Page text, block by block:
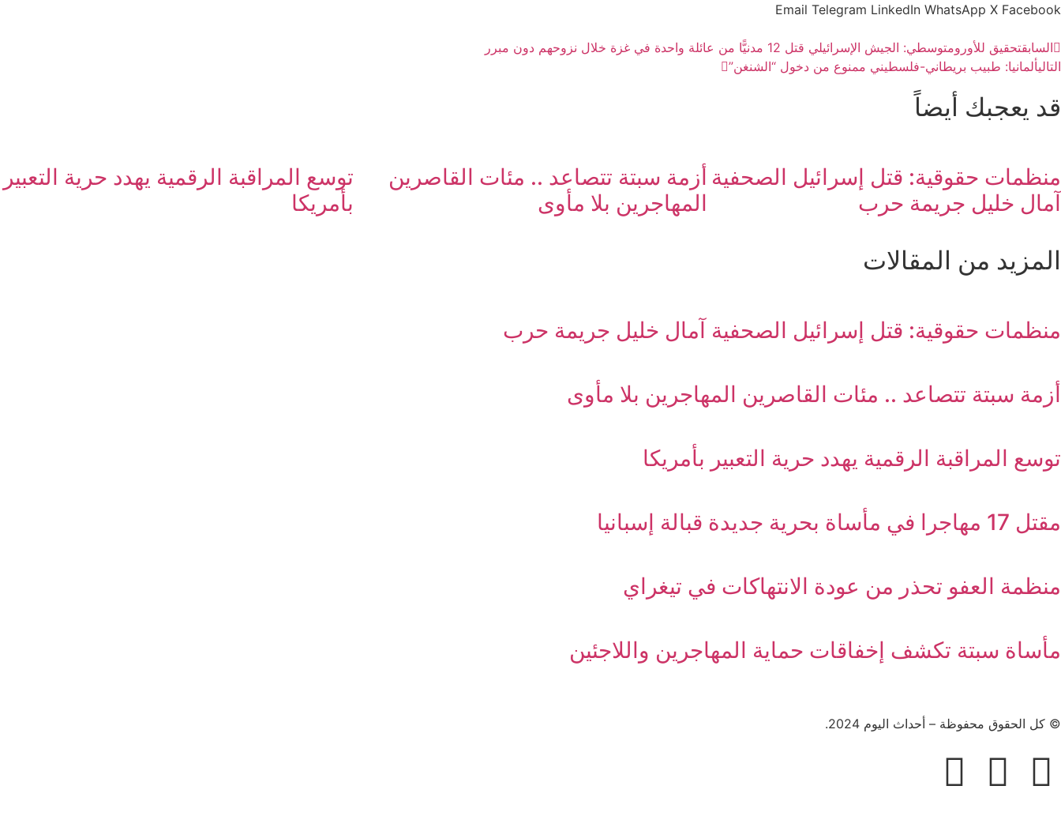
Facebook
X
WhatsApp
LinkedIn
Telegram
Email
السابقتحقيق للأورومتوسطي: الجيش الإسرائيلي قتل 12 مدنيًّا من عائلة واحدة في غزة خلال نزوحهم دون مبرر
التاليألمانيا: طبيب بريطاني-فلسطيني ممنوع من دخول “الشنغن”
قد يعجبك أيضاً
منظمات حقوقية: قتل إسرائيل الصحفية
آمال خليل جريمة حرب
أزمة سبتة تتصاعد .. مئات القاصرين
المهاجرين بلا مأوى
توسع المراقبة الرقمية يهدد حرية التعبير
بأمريكا
المزيد من المقالات
منظمات حقوقية: قتل إسرائيل الصحفية آمال خليل جريمة حرب
أزمة سبتة تتصاعد .. مئات القاصرين المهاجرين بلا مأوى
توسع المراقبة الرقمية يهدد حرية التعبير بأمريكا
مقتل 17 مهاجرا في مأساة بحرية جديدة قبالة إسبانيا
منظمة العفو تحذر من عودة الانتهاكات في تيغراي
مأساة سبتة تكشف إخفاقات حماية المهاجرين واللاجئين
© كل الحقوق محفوظة – أحداث اليوم 2024.